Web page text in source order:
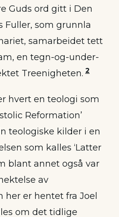
Guds ord gitt i Den
Fuller, som grunnla
samarbeidet tett
en tegn-og-under-
Treenigheten. 2
hvert en teologi som
Reformation’
teologiske kilder i en
som kalles ‘Latter
blant annet også var
av
her er hentet fra Joel
om det tidlige